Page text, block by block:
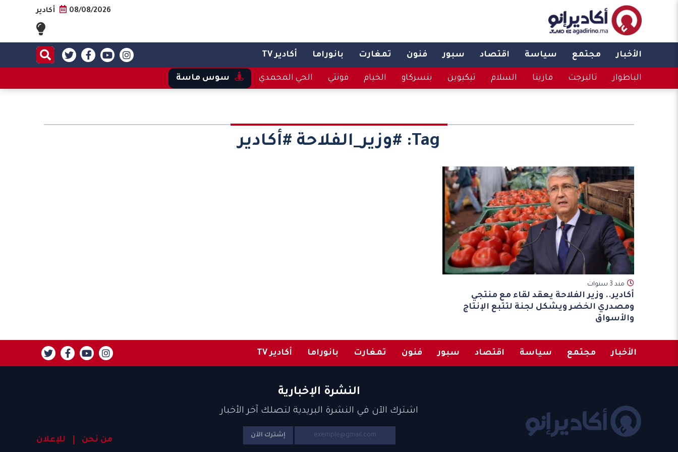
08/08/2026 أكادير
الأخبار مجتمع سياسة اقتصاد سبور فنون تمغارت بانوراما أكادير TV
الباطوار تالبرجت مارينا السلام تيكيوين بنسركاو الخيام فونتي الحي المحمدي سوس ماسة
Tag: #وزير_الفلاحة #أكادير
مند 3 سنوات
أكادير.. وزير الفلاحة يعقد لقاء مع منتجي
ومصدري الخضر ويشكل لجنة لتتبع الإنتاج
والأسواق
الأخبار مجتمع سياسة اقتصاد سبور فنون تمغارت بانوراما أكادير TV
النشرة الإخبارية
اشترك الآن في النشرة البريدية لتصلك آخر الأخبار
إشترك الآن من نحن للإعلان